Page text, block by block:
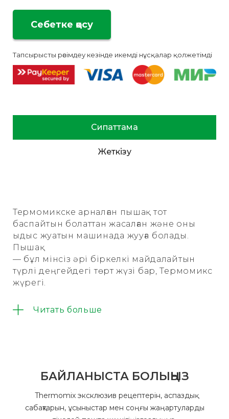
Тапсырысты рәсімдеу кезінде икемді нұсқалар қолжетімді
Сипаттама
Жеткізу
Термомикске арналған пышақ тот
баспайтын болаттан жасалған және оны
ыдыс жуатын машинада жууға болады.
Пышақ
— бұл мінсіз әрі біркелкі майдалайтын
түрлі деңгейдегі төрт жүзі бар, Термомикс
жүрегі.
Сағат тілімен айналған кезде азық-түлік
Читать больше
БАЙЛАНЫСТА БОЛЫҢЫЗ
Thermomix эксклюзив рецептерін, аспаздық
сабақтарын, ұсыныстар мен соңғы жаңартуларды